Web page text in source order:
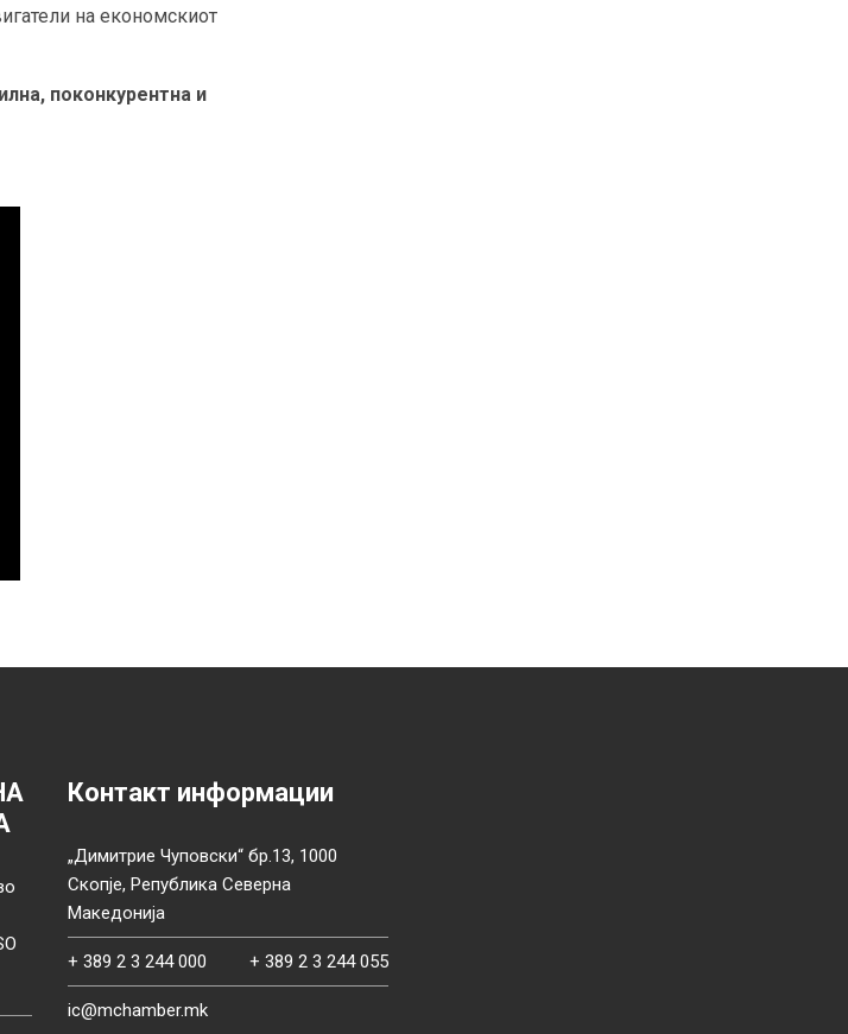
на економскиот
поконкурентна и
Контакт информации
„Димитрие Чуповски“ бр.13, 1000
Скопје, Република Северна
Македонија
+ 389 2 3 244 000 + 389 2 3 244 055
ic@mchamber.mk